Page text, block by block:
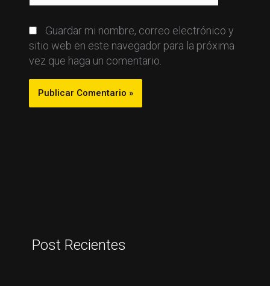
Guardar mi nombre, correo electrónico y
sitio web en este navegador para la próxima
vez que haga un comentario.
Post Recientes